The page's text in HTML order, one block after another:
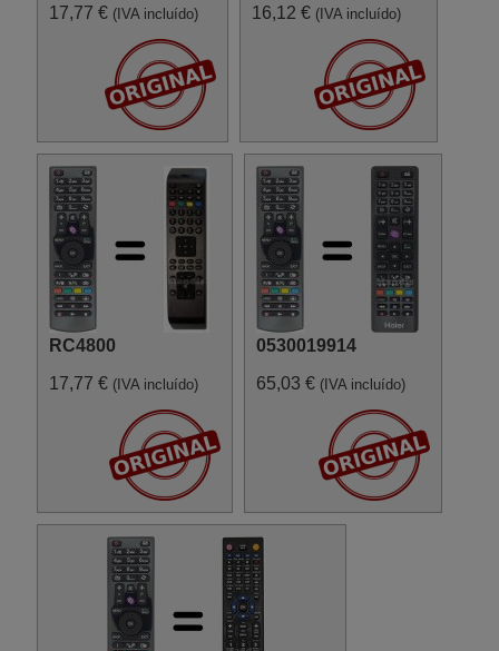
17,77 € (IVA incluído)
16,12 € (IVA incluído)
RC4800
17,77 € (IVA incluído)
0530019914
65,03 € (IVA incluído)